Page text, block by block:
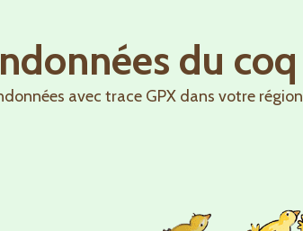
du coq
avec trace GPX dans votre région